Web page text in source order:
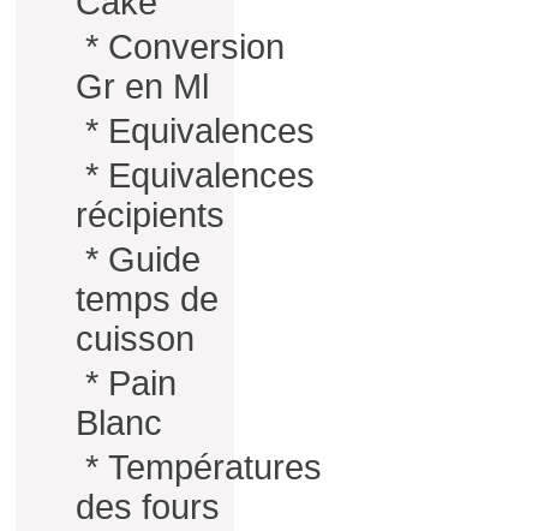
* Conversion
Gr en Ml
* Equivalences
* Equivalences
récipients
* Guide
temps de
cuisson
* Pain
Blanc
* Températures
des fours